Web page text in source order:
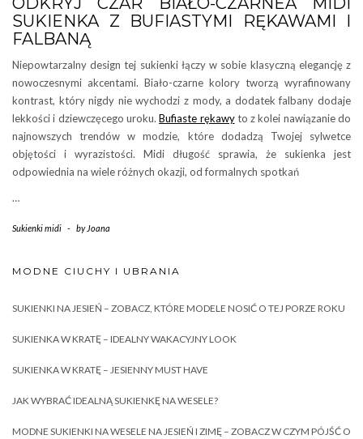
SUKIENKA Z BUFIASTYMI RĘKAWAMI I
FALBANĄ
Niepowtarzalny design tej sukienki łączy w sobie klasyczną elegancję z
nowoczesnymi akcentami. Biało-czarne kolory tworzą wyrafinowany
kontrast, który nigdy nie wychodzi z mody, a dodatek falbany dodaje
lekkości i dziewczęcego uroku.Bufiaste rękawyto z kolei nawiązanie do
najnowszych trendów w modzie, które dodadzą Twojej sylwetce
objętości i wyrazistości. Midi długość sprawia, że sukienka jest
odpowiednia na wiele różnych okazji, od formalnych spotkań
…
Sukienki midi - by Joana
MODNE CIUCHY I UBRANIA
SUKIENKI NA JESIEŃ – ZOBACZ, KTÓRE MODELE NOSIĆ O TEJ PORZE ROKU
SUKIENKA W KRATĘ – IDEALNY WAKACYJNY LOOK
SUKIENKA W KRATĘ – JESIENNY MUST HAVE
JAK WYBRAĆ IDEALNĄ SUKIENKĘ NA WESELE?
MODNE SUKIENKI NA WESELE NA JESIEŃ I ZIMĘ – ZOBACZ W CZYM PÓJŚĆ O